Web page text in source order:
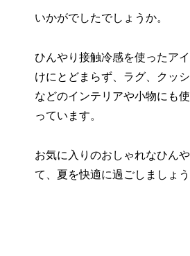
いかがでしたでしょうか。
ひんやり接触冷感を使ったア
けにとどまらず、ラグ、クッ
などのインテリアや小物にも
っています。
お気に入りのおしゃれなひん
て、夏を快適に過ごしましょう